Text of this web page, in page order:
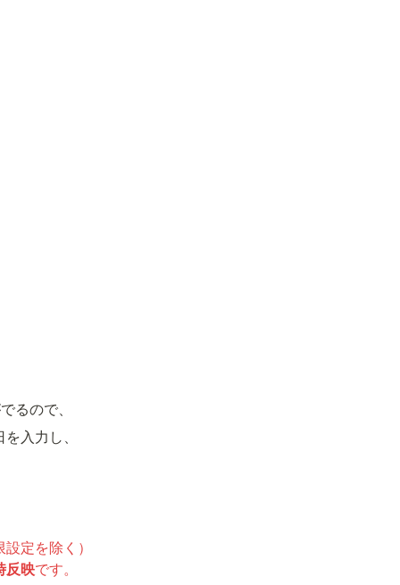
るので、
入力し、
定を除く）
反映です。